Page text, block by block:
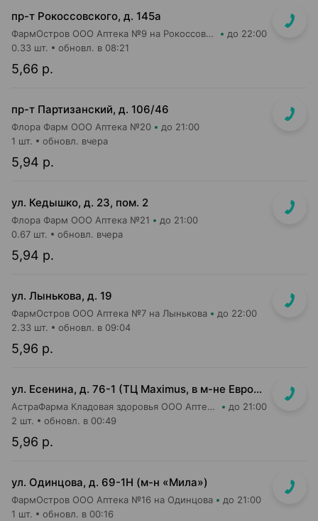
пр-т Рокоссовского, д. 145а
ФармОстров ООО Аптека №9 на Рокоссовского до 22:00
5,66 р.
0.33 шт. обновл. в 08:21
пр-т Партизанский, д. 106/46
Флора Фарм ООО Аптека №20 до 21:00
5,94 р.
1 шт. обновл. вчера
ул. Кедышко, д. 23, пом. 2
Флора Фарм ООО Аптека №21 до 21:00
5,94 р.
0.67 шт. обновл. вчера
ул. Лынькова, д. 19
ФармОстров ООО Аптека №7 на Лынькова до 22:00
5,96 р.
2.33 шт. обновл. в 09:04
ул. Есенина, д. 76-1 (ТЦ Maximus, в м-не Евроопт Super)
АстраФарма Кладовая здоровья ООО Аптека №9 до 21:00
5,96 р.
2 шт. обновл. в 00:49
ул. Одинцова, д. 69-1Н (м-н «Мила»)
ФармОстров ООО Аптека №16 на Одинцова до 21:00
1 шт. обновл. в 00:16